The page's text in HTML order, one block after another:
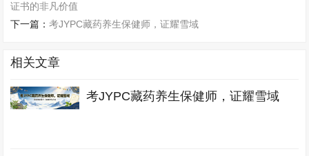
证书的非凡价值
下一篇：考JYPC藏药养生保健师，证耀雪域
相关文章
考JYPC藏药养生保健师，证耀雪域